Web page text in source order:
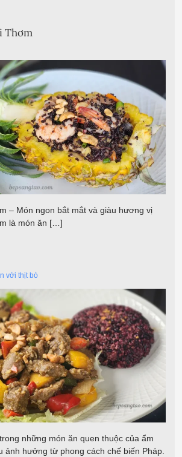
Thơm
– Món ngon bắt mắt và giàu hương vị
là món ăn […]
với thịt bò
những món ăn quen thuộc của ẩm
ảnh hưởng từ phong cách chế biến Pháp.